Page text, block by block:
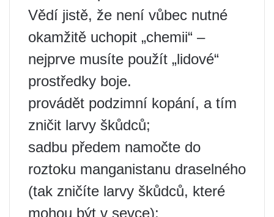
Vědí jistě, že není vůbec nutné
okamžitě uchopit „chemii“ –
nejprve musíte použít „lidové“
prostředky boje.
provádět podzimní kopání, a tím
zničit larvy škůdců;
sadbu předem namočte do
roztoku manganistanu draselného
(tak zničíte larvy škůdců, které
mohou být v sevce);